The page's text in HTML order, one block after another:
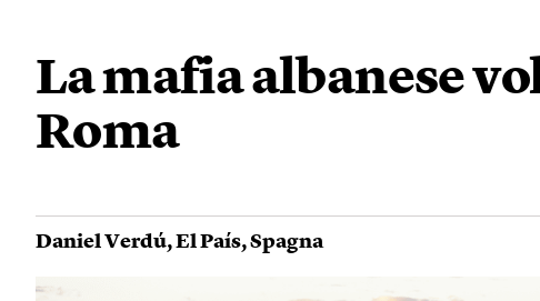
La mafia albanese
Roma
Daniel Verdú,El País,Spagna